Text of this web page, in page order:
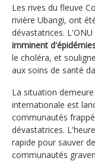
Les rives du fleuve
rivière Ubangi, ont
dévastatrices.
imminent
le choléra, et
aux soins de santé
La situation
internationale est
communautés
dévastatrices.
rapide pour sauver
communautés